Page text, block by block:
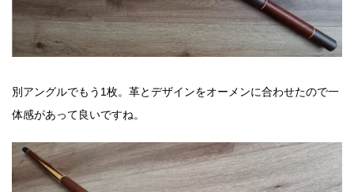
別アングルでもう1枚。革とデザインをオーメンに合わせたので一
体感があって良いですね。